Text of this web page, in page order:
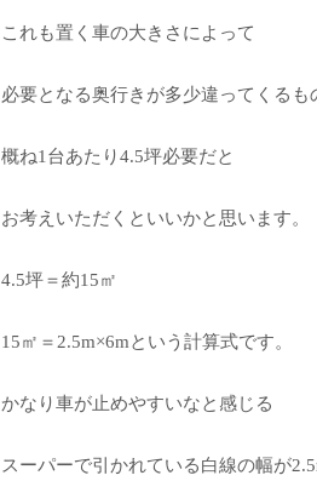
これも置く車の大きさによって
必要となる奥行きが多少違ってくるも
概ね1台あたり4.5坪必要だと
お考えいただくといいかと思います。
4.5坪＝約15㎡
15㎡＝2.5m×6mという計算式です。
かなり車が止めやすいなと感じる
スーパーで引かれている白線の幅が